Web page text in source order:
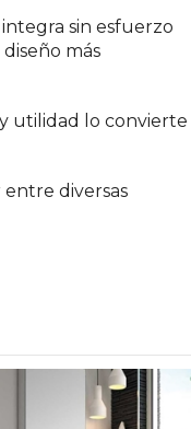
integra sin esfuerzo
más
utilidad lo convierte
entre diversas